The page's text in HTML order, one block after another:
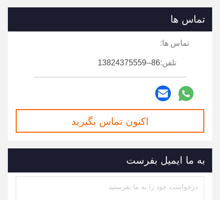
تماس ها
تماس ها:
تلفن:86--13824375559
اکنون تماس بگیرید
به ما ایمیل بفرست